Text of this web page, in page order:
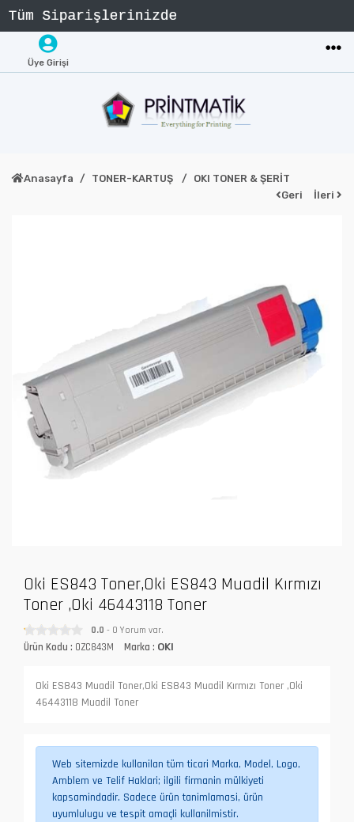
Üye Girişi
Anasayfa TONER-KARTUŞ
OKI TONER & ŞERİT
Geri
İleri
Oki ES843 Toner,Oki ES843 Muadil Kırmızı
Toner ,Oki 46443118 Toner
0.0 - 0 Yorum var.
Ürün Kodu : OZC843M Marka : OKI
Oki ES843 Muadil Toner,Oki ES843 Muadil Kırmızı Toner ,Oki
46443118 Muadil Toner
Web sitemizde kullanilan tüm ticari Marka, Model, Logo,
Amblem ve Telif Haklari; ilgili firmanin mülkiyeti
kapsamindadir. Sadece ürün tanimlamasi, ürün
uyumlulugu ve tespit amaçli kullanilmistir.